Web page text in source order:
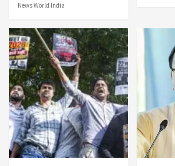
News World India